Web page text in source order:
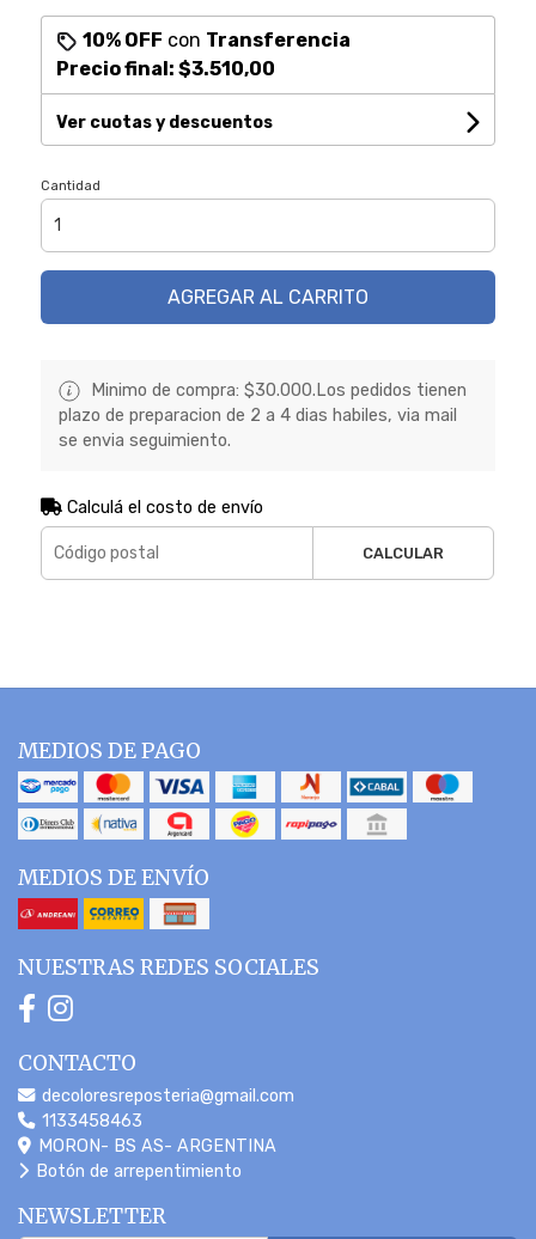
10% OFF con Transferencia
Precio final: $3.510,00
Ver cuotas y descuentos
Cantidad
AGREGAR AL CARRITO
Minimo de compra: $30.000.Los pedidos tienen
plazo de preparacion de 2 a 4 dias habiles, via mail
se envia seguimiento.
Calculá el costo de envío
CALCULAR
MEDIOS DE PAGO
MEDIOS DE ENVÍO
NUESTRAS REDES SOCIALES
CONTACTO
decoloresreposteria@gmail.com
1133458463
MORON- BS AS- ARGENTINA
Botón de arrepentimiento
NEWSLETTER